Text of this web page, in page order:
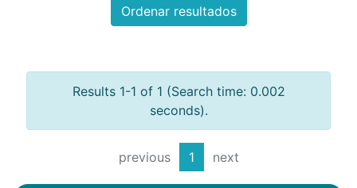
Ordenar resultados
Results 1-1 of 1 (Search time: 0.002
seconds).
previous 1 next